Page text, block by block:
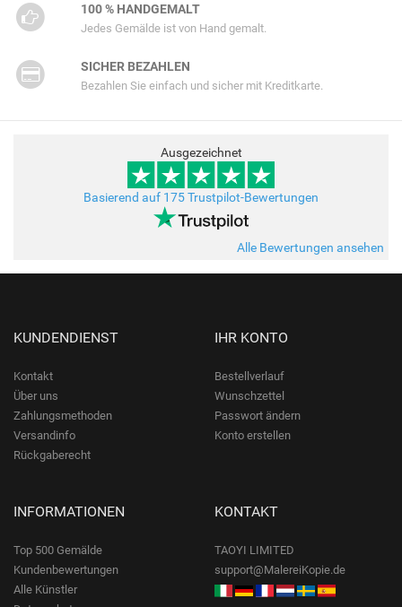
100 % HANDGEMALT
Jedes Gemälde ist von Hand gemalt.
SICHER BEZAHLEN
Bezahlen Sie einfach und sicher mit Kreditkarte.
Ausgezeichnet
Basierend auf 175 Trustpilot-Bewertungen
Alle Bewertungen ansehen
KUNDENDIENST
Kontakt
Über uns
Zahlungsmethoden
Versandinfo
Rückgaberecht
IHR KONTO
Bestellverlauf
Wunschzettel
Passwort ändern
Konto erstellen
INFORMATIONEN
Top 500 Gemälde
Kundenbewertungen
Alle Künstler
KONTAKT
TAOYI LIMITED
support@MalereiKopie.de